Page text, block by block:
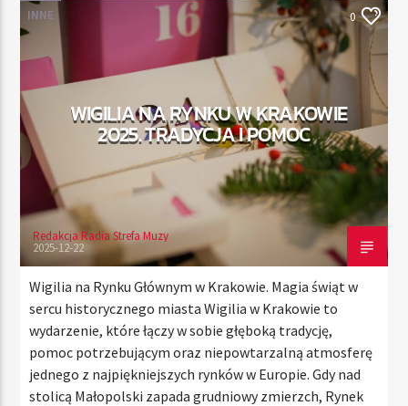
INNE 0
WIGILIA NA RYNKU W KRAKOWIE
2025. TRADYCJA I POMOC
Redakcja Radia Strefa Muzy
2025-12-22
Wigilia na Rynku Głównym w Krakowie. Magia świąt w
sercu historycznego miasta Wigilia w Krakowie to
wydarzenie, które łączy w sobie głęboką tradycję,
pomoc potrzebującym oraz niepowtarzalną atmosferę
jednego z najpiękniejszych rynków w Europie. Gdy nad
stolicą Małopolski zapada grudniowy zmierzch, Rynek